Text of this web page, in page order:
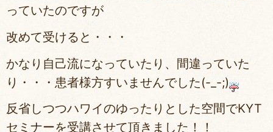
っていたのですが
改めて受けると・・・
かなり自己流になっていたり、間違っていた
り・・・患者様方すいませんでした(-_-;)
反省しつつハワイのゆったりとした空間でKYT
セミナーを受講させて頂きました！！